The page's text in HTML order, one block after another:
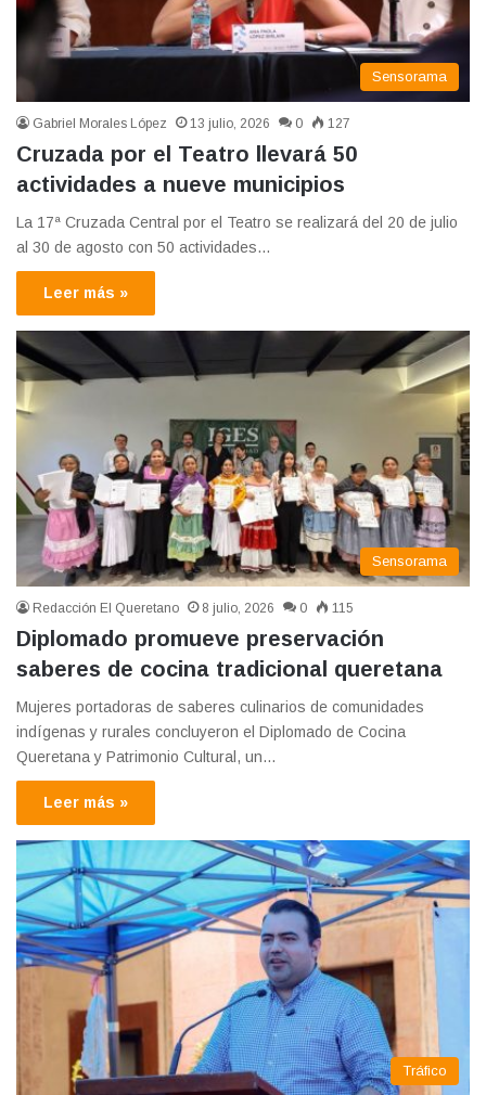
Sensorama
Gabriel Morales López 13 julio, 2026 0 127
Cruzada por el Teatro llevará 50
actividades a nueve municipios
La 17ª Cruzada Central por el Teatro se realizará del 20 de julio
al 30 de agosto con 50 actividades…
Leer más »
Sensorama
Redacción El Queretano 8 julio, 2026 0 115
Diplomado promueve preservación
saberes de cocina tradicional queretana
Mujeres portadoras de saberes culinarios de comunidades
indígenas y rurales concluyeron el Diplomado de Cocina
Queretana y Patrimonio Cultural, un…
Leer más »
Tráfico